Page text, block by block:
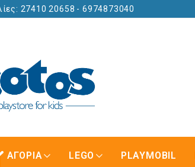
27410 20658 - 6974873040
ΑΓΟΡΙΑ LEGO PLAYMOBIL